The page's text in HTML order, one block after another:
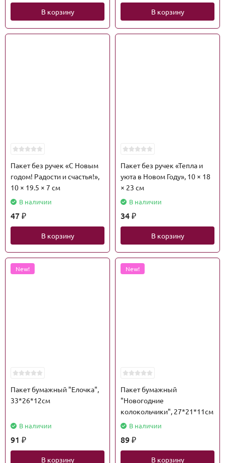
В корзину В корзину
Пакет без ручек «С Новым
годом! Радости и счастья!»,
10 × 19.5 × 7 см
В наличии
47 ₽
В корзину
Пакет без ручек «Тепла и
уюта в Новом Году», 10 × 18
× 23 см
В наличии
34 ₽
В корзину
New!
Пакет бумажный "Елочка",
33*26*12см
В наличии
91 ₽
В корзину
New!
Пакет бумажный
"Новогодние
колокольчики", 27*21*11см
В наличии
89 ₽
В корзину